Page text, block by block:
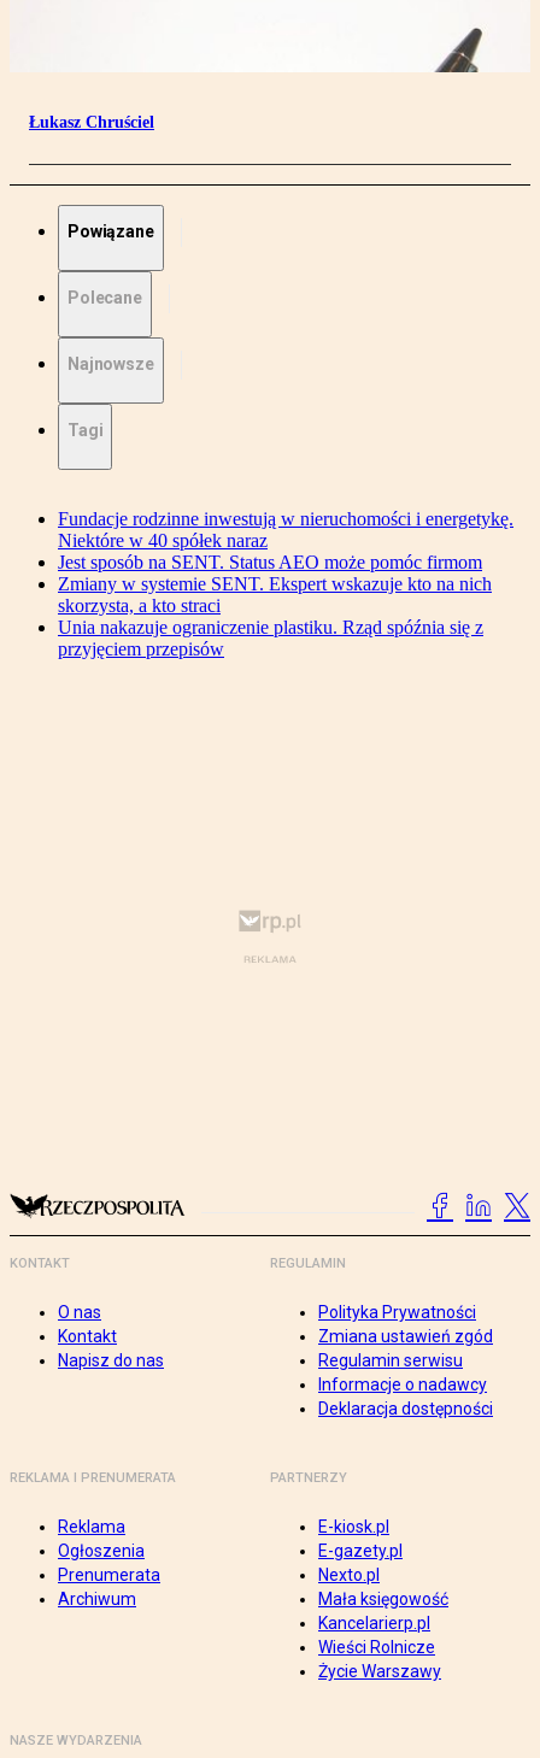
Łukasz Chruściel
Powiązane
Polecane
Najnowsze
Tagi
Fundacje rodzinne inwestują w nieruchomości i energetykę.
Niektóre w 40 spółek naraz
Jest sposób na SENT. Status AEO może pomóc firmom
Zmiany w systemie SENT. Ekspert wskazuje kto na nich
skorzysta, a kto straci
Unia nakazuje ograniczenie plastiku. Rząd spóźnia się z
przyjęciem przepisów
KONTAKT
O nas
Kontakt
Napisz do nas
REGULAMIN
Polityka Prywatności
Zmiana ustawień zgód
Regulamin serwisu
Informacje o nadawcy
Deklaracja dostępności
REKLAMA I PRENUMERATA
Reklama
Ogłoszenia
Prenumerata
Archiwum
PARTNERZY
E-kiosk.pl
E-gazety.pl
Nexto.pl
Mała księgowość
Kancelarierp.pl
Wieści Rolnicze
Życie Warszawy
NASZE WYDARZENIA